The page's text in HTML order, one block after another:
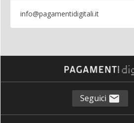
info@pagamentidigitali.it
Seguici